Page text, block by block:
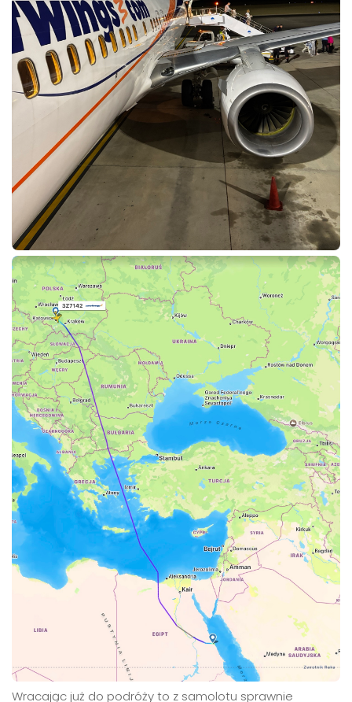
Wracając już do podróży to z samolotu sprawnie